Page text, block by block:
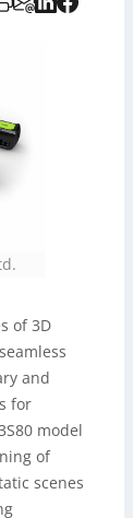
of 3D
and
for
model
of
scenes